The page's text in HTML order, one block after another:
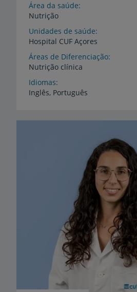
Área da saúde
Nutrição
Unidades de saúde
Hospital CUF Açores
Áreas de Diferenciação
Nutrição clínica
Idiomas
Inglês, Português